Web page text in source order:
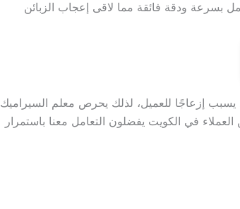
بسرعة ودقة فائقة مما لاقى إعجاب الزبائن
يسبب إزعاجًا للعميل، لذلك يحرص معلم السيراميك
في الكويت يفضلون التعامل معنا باستمرار